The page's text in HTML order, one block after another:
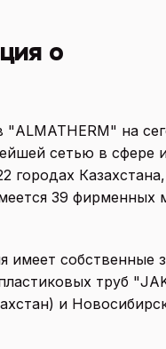
о
"ALMATHERM" на
сетью в сфере
городах
39 фирменных
имеет собственные
труб
и